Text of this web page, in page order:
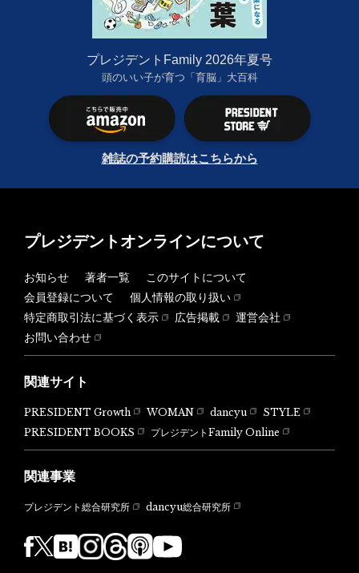
プレジデントFamily 2026年夏号
頭のいい子が育つ「育脳」大百科
雑誌の予約購読はこちらから
プレジデントオンラインについて
お知らせ 著者一覧
このサイトについて
会員登録について
個人情報の取り扱い
特定商取引法に基づく表示
広告掲載
運営会社
お問い合わせ
関連サイト
PRESIDENT Growth WOMAN dancyu
STYLE
PRESIDENT BOOKS
プレジデントFamily Online
関連事業
プレジデント総合研究所 dancyu総合研究所